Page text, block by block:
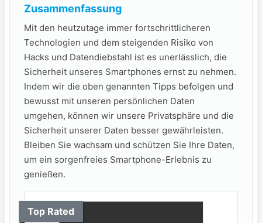
Zusammenfassung
Mit den heutzutage immer fortschrittlicheren
Technologien und dem steigenden Risiko von
Hacks und Datendiebstahl ist es unerlässlich, die
Sicherheit unseres Smartphones ernst zu nehmen.
Indem wir die oben genannten Tipps befolgen und
bewusst mit unseren persönlichen Daten
umgehen, können wir unsere Privatsphäre und die
Sicherheit unserer Daten besser gewährleisten.
Bleiben Sie wachsam und schützen Sie Ihre Daten,
um ein sorgenfreies Smartphone-Erlebnis zu
genießen.
Top Rated